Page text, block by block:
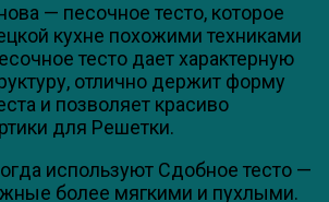
— песочное тесто, которое
кухне похожими техниками
тесто дает характерную
отлично держит форму
и позволяет красиво
для Решетки.
используют Сдобное тесто —
более мягкими и пухлыми.